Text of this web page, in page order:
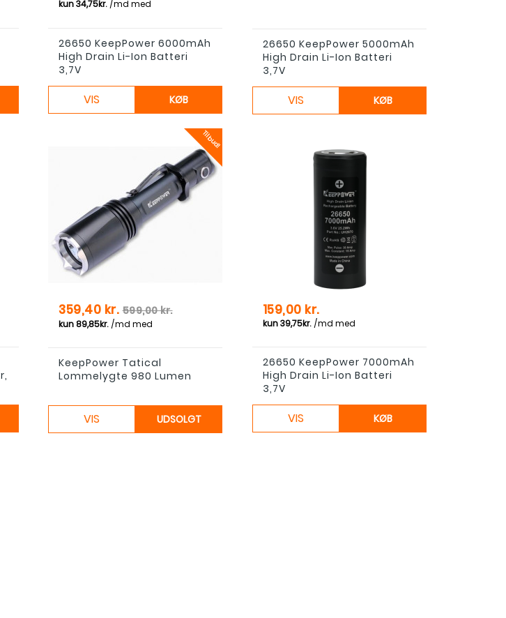
26650 KeepPower 6000mAh
High Drain Li-Ion Batteri
3,7V
VIS KØB
26650 KeepPower 5000mAh
High Drain Li-Ion Batteri
3,7V
VIS KØB
Tilbud!
Pris
359,40 kr.Normal pris
599,00 kr.
KeepPower Tatical
Lommelygte 980 Lumen
VIS UDSOLGT
Pris
159,00 kr.
26650 KeepPower 7000mAh
High Drain Li-Ion Batteri
3,7V
VIS KØB